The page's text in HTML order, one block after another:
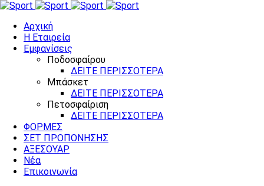
Αρχική
Η Εταιρεία
Εμφανίσεις
Ποδοσφαίρου
ΔΕΙΤΕ ΠΕΡΙΣΣΟΤΕΡΑ
Μπάσκετ
ΔΕΙΤΕ ΠΕΡΙΣΣΟΤΕΡΑ
Πετοσφαίριση
ΔΕΙΤΕ ΠΕΡΙΣΣΟΤΕΡΑ
ΦΟΡΜΕΣ
ΣΕΤ ΠΡΟΠΟΝΗΣΗΣ
ΑΞΕΣΟΥΑΡ
Νέα
Επικοινωνία